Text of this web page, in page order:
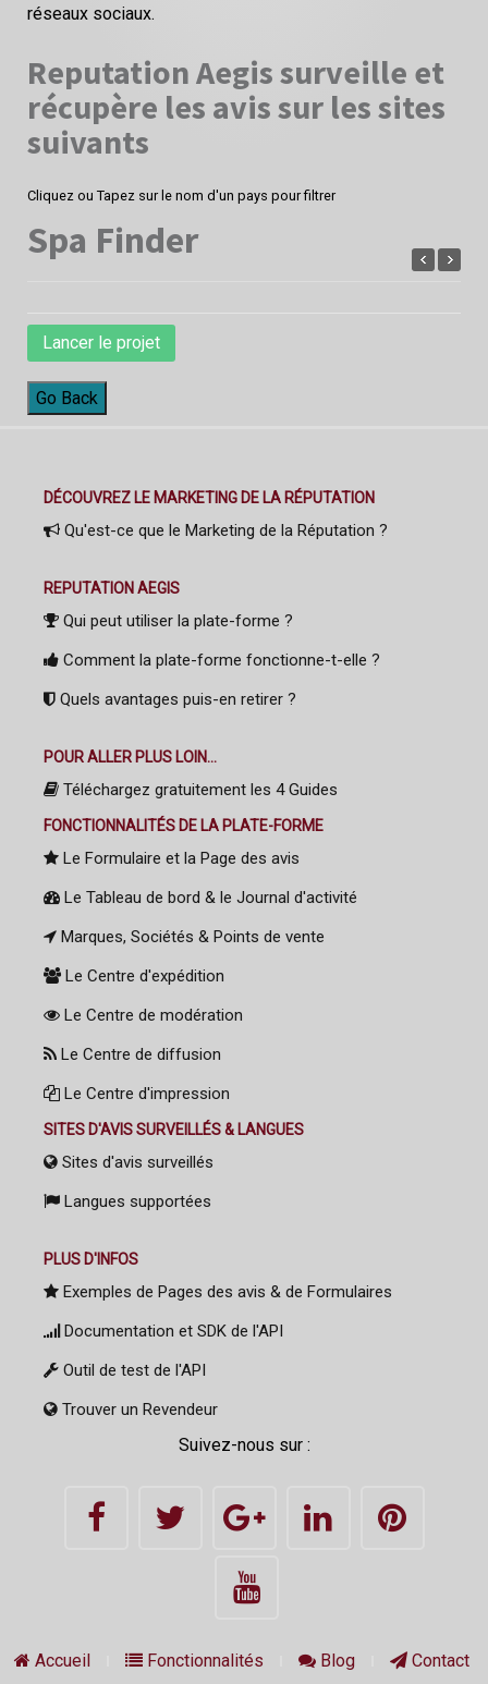
réseaux sociaux.
Reputation Aegis surveille et
récupère les avis sur les sites
suivants
Cliquez ou Tapez sur le nom d'un pays pour filtrer
Spa Finder
Lancer le projet
Go Back
DÉCOUVREZ LE MARKETING DE LA RÉPUTATION
Qu'est-ce que le Marketing de la Réputation ?
REPUTATION AEGIS
Qui peut utiliser la plate-forme ?
Comment la plate-forme fonctionne-t-elle ?
Quels avantages puis-en retirer ?
POUR ALLER PLUS LOIN...
Téléchargez gratuitement les 4 Guides
FONCTIONNALITÉS DE LA PLATE-FORME
Le Formulaire et la Page des avis
Le Tableau de bord & le Journal d'activité
Marques, Sociétés & Points de vente
Le Centre d'expédition
Le Centre de modération
Le Centre de diffusion
Le Centre d'impression
SITES D'AVIS SURVEILLÉS & LANGUES
Sites d'avis surveillés
Langues supportées
PLUS D'INFOS
Exemples de Pages des avis & de Formulaires
Documentation et SDK de l'API
Outil de test de l'API
Trouver un Revendeur
Suivez-nous sur :
Accueil Fonctionnalités Blog Contact